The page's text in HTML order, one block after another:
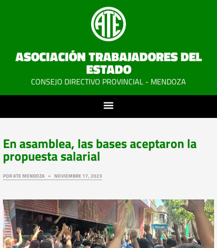
ASOCIACIÓN TRABAJADORES DEL
ESTADO
CONSEJO DIRECTIVO PROVINCIAL - MENDOZA
En asamblea, las bases aceptaron la
propuesta salarial
PORATE MENDOZA NOVIEMBRE 17, 2023